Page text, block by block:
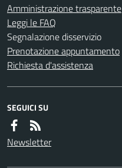
Amministrazione trasparente
Leggi le FAQ
Segnalazione disservizio
Prenotazione appuntamento
Richiesta d'assistenza
SEGUICI SU
Newsletter